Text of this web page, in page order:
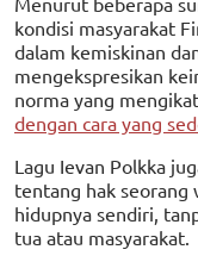
kondisi masyarakat
dalam kemiskinan
mengekspresikan
norma yang
dengan cara yang
Lagu Ievan Polkka
tentang hak seorang
hidupnya sendiri,
tua atau masyarakat.